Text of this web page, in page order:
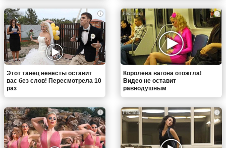
i
Этот танец невесты оставит
вас без слов! Пересмотрела 10
раз
i
Королева вагона отожгла!
Видео не оставит
равнодушным
i i